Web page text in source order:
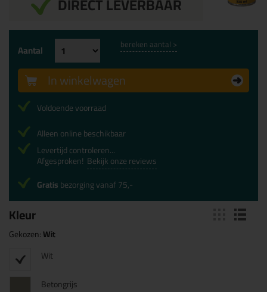
Kleur
Gekozen:Wit
Wit
Betongrijs
Aantal bereken aantal >
In winkelwagen
Voldoende voorraad
Alleen online beschikbaar
Levertijd controleren...
Afgesproken! Bekijk onze reviews
Gratisbezorging vanaf 75,-